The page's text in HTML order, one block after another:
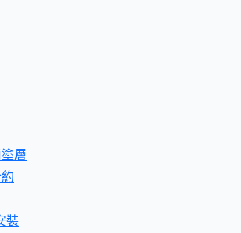
層
裝